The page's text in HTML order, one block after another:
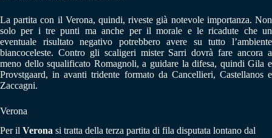
La partita con il Verona, quindi, riveste già notevole importanza. Non
solo per i tre punti ma anche per il morale e le ricadute che un
eventuale risultato negativo potrebbero avere su tutto l’ambiente
biancoceleste. Contro gli scaligeri mister Sarri dovrà fare ancora a
meno dello squalificato Romagnoli, a guidare la difesa, quindi Gila e
Provstgaard, in avanti tridente formato da Cancellieri, Castellanos e
Zaccagni.
Verona
Per il Verona si tratta della terza partita di fila disputata lontano dal